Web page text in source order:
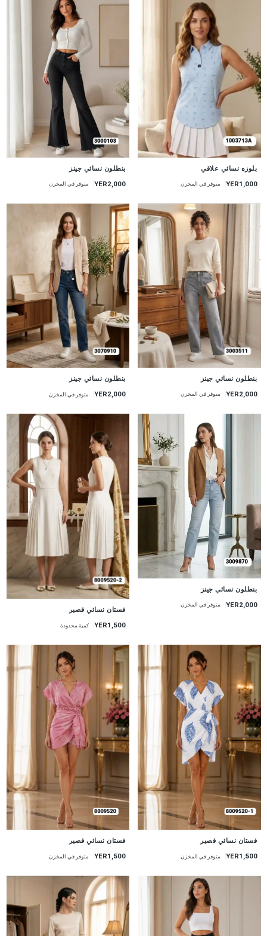
بلوزه نسائي علاقي
YER1,000 متوفر في المخزن
بنطلون نسائي جينز
YER2,000 متوفر في المخزن
بنطلون نسائي جينز
YER2,000 متوفر في المخزن
جديد
بنطلون نسائي جينز
YER2,000 متوفر في المخزن
بنطلون نسائي جينز
YER2,000 متوفر في المخزن جديد
فستان نسائي قصير
YER1,500 كمية محدودة
جديد
فستان نسائي قصير
YER1,500 متوفر في المخزن
جديد
فستان نسائي قصير
YER1,500 متوفر في المخزن